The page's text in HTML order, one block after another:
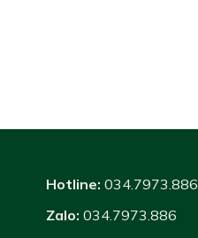
Hotline: 034.7973.886
Zalo: 034.7973.886